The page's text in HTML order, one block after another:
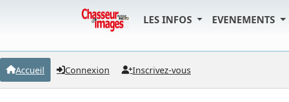
LES INFOS EVENEMENTS
Accueil Connexion Inscrivez-vous